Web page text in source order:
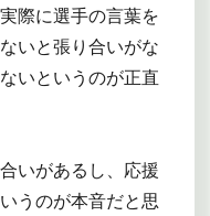
際に選手の言葉を
いと張り合いがな
いというのが正直
いがあるし、応援
うのが本音だと思